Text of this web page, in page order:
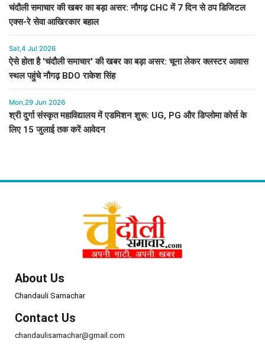
चंदौली समाचार की खबर का बड़ा असर: नौगढ़ CHC में 7 दिन से ठप डिजिटल
एक्स-रे सेवा आखिरकार बहाल
Sat,4 Jul 2026
ऐसे होता है 'चंदौली समाचार' की खबर का बड़ा असर: चूना लेकर क्लस्टर आवास
स्थल पहुंचे नौगढ़ BDO राकेश सिंह
Mon,29 Jun 2026
श्री दुर्गा संस्कृत महाविद्यालय में एडमिशन शुरू: UG, PG और डिप्लोमा कोर्स के
लिए 15 जुलाई तक करें आवेदन
About Us
Chandauli Samachar
Contact Us
chandaulisamachar@gmail.com